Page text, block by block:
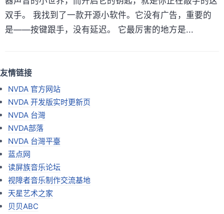
双手。 我找到了一款开源小软件。它没有广告，重要的
是——按键跟手，没有延迟。 它最厉害的地方是...
友情链接
NVDA 官方网站
NVDA 开发版实时更新页
NVDA 台灣
NVDA部落
NVDA 台灣平臺
蓝点网
读屏族音乐论坛
视障者音乐制作交流基地
天星艺术之家
贝贝ABC